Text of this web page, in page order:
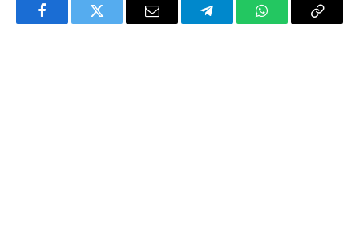
FacebookTwitter Email TelegramWhatsAppCopy